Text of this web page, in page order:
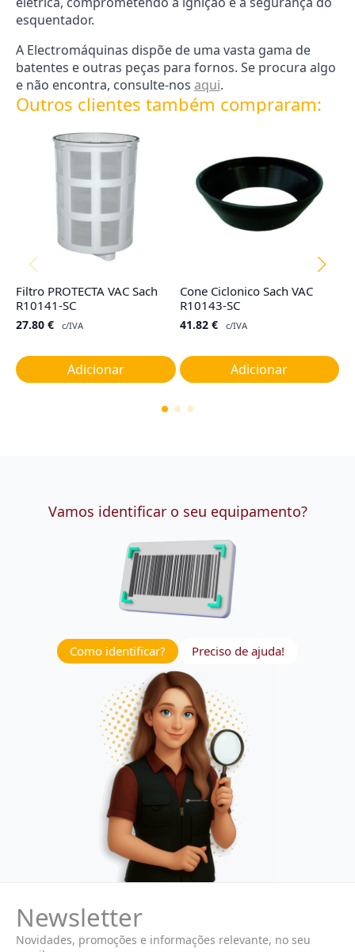
esquentador.
A Electromáquinas dispõe de uma vasta gama de
batentes e outras peças para fornos. Se procura algo
e não encontra, consulte-nos aqui.
Outros clientes também compraram:
Filtro PROTECTA VAC Sach
R10141-SC
27.80 € c/IVA
Adicionar
Cone Ciclonico Sach VAC
R10143-SC
41.82 € c/IVA
Adicionar
Vamos identificar o seu equipamento?
Como identificar? Preciso de ajuda!
Newsletter
Novidades, promoções e informações relevante, no seu